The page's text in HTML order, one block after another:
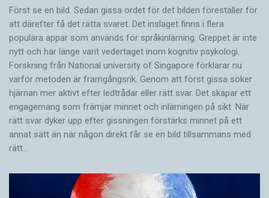
Först se en bild. Sedan gissa ordet för det bilden föreställer för
att därefter få det rätta svaret. Det inslaget finns i flera
populära appar som används för språkinlärning. Greppet är inte
nytt och har länge varit vedertaget inom kognitiv psykologi.
Forskning från National university of Singa­pore förklarar nu
varför metoden är framgångsrik. Genom att först gissa ­söker
hjärnan mer aktivt ­efter ledtrådar eller rätt svar. Det skapar ett
engagemang som främjar minnet och inlärningen på sikt. När
rätt svar dyker upp efter gissningen förstärks minnet på ett
annat sätt än när någon direkt får se en bild tillsammans med
rätt…